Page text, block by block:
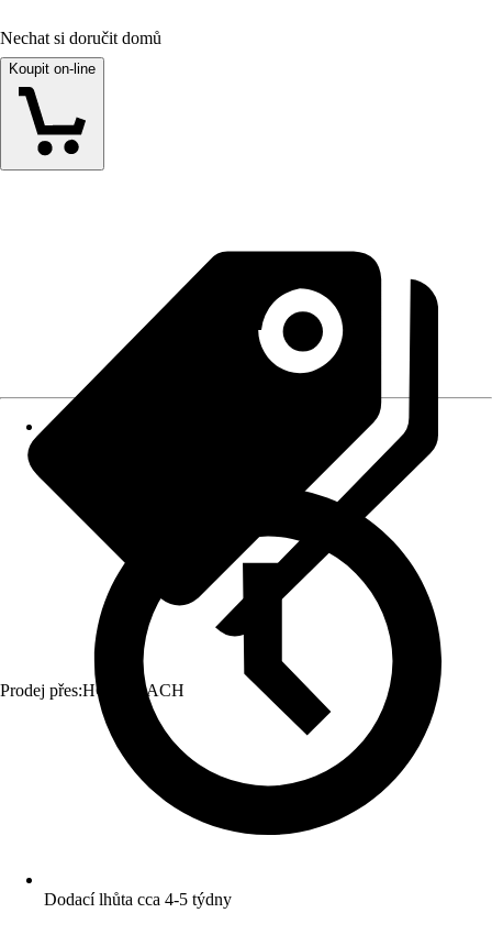
Nechat si doručit domů
Koupit on-line
Prodej přes:HORNBACH
Dodací lhůta cca 4-5 týdny